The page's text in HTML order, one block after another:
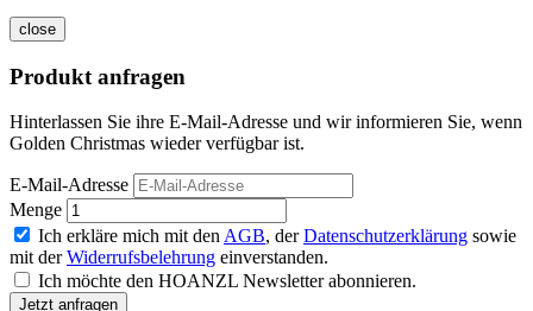
close
Produkt anfragen
Hinterlassen Sie ihre E-Mail-Adresse und wir informieren Sie, wenn
Golden Christmas wieder verfügbar ist.
E-Mail-Adresse
Menge
Ich erkläre mich mit den AGB, derDatenschutzerklärung sowie
mit derWiderrufsbelehrung einverstanden.
Ich möchte den HOANZL Newsletter abonnieren.